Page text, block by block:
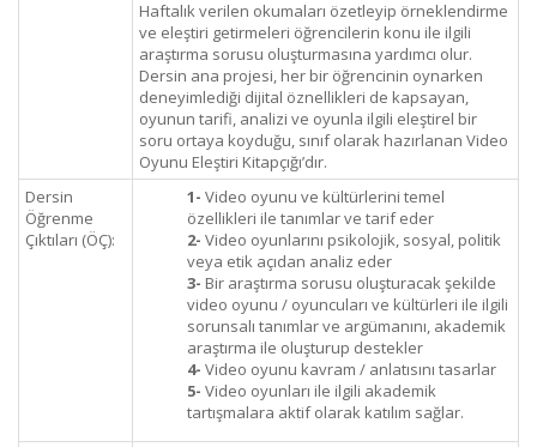
Haftalık verilen okumaları özetleyip örneklendirme
ve eleştiri getirmeleri öğrencilerin konu ile ilgili
araştırma sorusu oluşturmasına yardımcı olur.
Dersin ana projesi, her bir öğrencinin oynarken
deneyimlediği dijital öznellikleri de kapsayan,
oyunun tarifi, analizi ve oyunla ilgili eleştirel bir
soru ortaya koyduğu, sınıf olarak hazırlanan Video
Oyunu Eleştiri Kitapçığı’dır.
Dersin
Öğrenme
Çıktıları (ÖÇ):
1- Video oyunu ve kültürlerini temel
özellikleri ile tanımlar ve tarif eder
2- Video oyunlarını psikolojik, sosyal, politik
veya etik açıdan analiz eder
3- Bir araştırma sorusu oluşturacak şekilde
video oyunu / oyuncuları ve kültürleri ile ilgili
sorunsalı tanımlar ve argümanını, akademik
araştırma ile oluşturup destekler
4- Video oyunu kavram / anlatısını tasarlar
5- Video oyunları ile ilgili akademik
tartışmalara aktif olarak katılım sağlar.